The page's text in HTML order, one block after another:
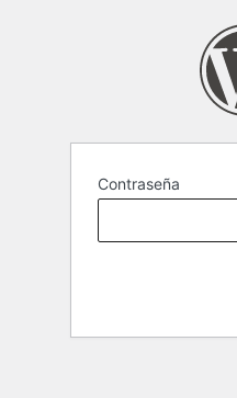
Contraseña